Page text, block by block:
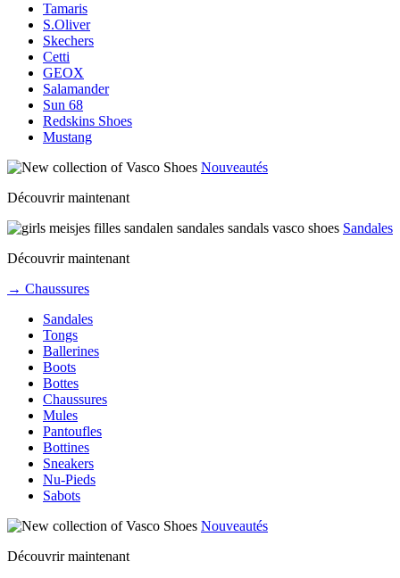
Tamaris
S.Oliver
Skechers
Cetti
GEOX
Salamander
Sun 68
Redskins Shoes
Mustang
Nouveautés
Découvrir maintenant
Sandales
Découvrir maintenant
→ Chaussures
Sandales
Tongs
Ballerines
Boots
Bottes
Chaussures
Mules
Pantoufles
Bottines
Sneakers
Nu-Pieds
Sabots
Nouveautés
Découvrir maintenant